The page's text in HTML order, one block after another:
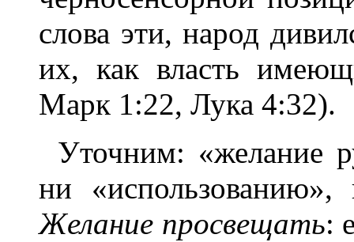
слова эти, народ
их, как власть
Марк 1:22, Лука 4:32).
Уточним: «желание
ни
Желание просвещать: